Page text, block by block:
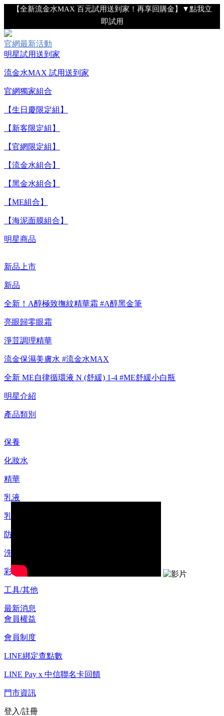
【全新流金水MAX 百元試用送到家！再享回購金】▼點我立
即試用
【8/10-8/16 新客LINE購物導購滿$2,000送100點LINE
【綁定中信LINE Pay卡享最高6%回饋▼點我了解詳情】
【重要公告】IPSA 無法驗證非官方通路銷售之品牌商品的真實
【全新流金水MAX 百元試用送到家！再享回購金】▼點我立
【8/10-8/16 新客LINE購物導購滿$2,000送100點LINE
【綁定中信LINE Pay卡享最高6%回饋▼點我了解詳情】
官網最新活動
明星試用送到家
流金水MAX 試用送到家
官網獨家組合
【生日慶限定組】
【新客限定組】
【官網限定組】
【流金水組合】
【黑金水組合】
【ME組合】
【海泥面膜組合】
明星商品
新品上市
新品
全新！A醇極致撫紋精華霜 #A醇黑金筆
亮眼歸零眼霜
淨荳調理精華
流金保濕美膚水 #流金水MAX
全新 ME自律循環液 N (舒緩) 1-4 #ME舒緩小白瓶
明星介紹
產品類別
保養
化妝水
精華
乳液
乳霜
防曬
洗顏/卸妝
彩妝
工具/其他
最新消息
會員權益
會員制度
LINE綁定查點數
LINE Pay x 中信聯名卡回饋
門市資訊
登入/註冊